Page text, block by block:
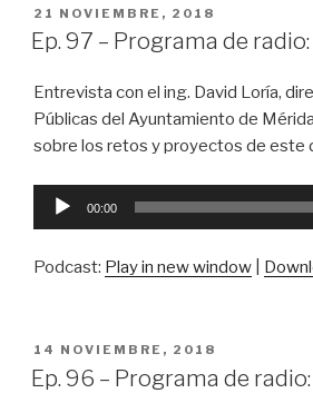
PUBLICADO
EN
21 NOVIEMBRE, 2018
Ep. 97 – Programa de
Entrevista con el ing. David Loría,
Públicas del Ayuntamiento de
sobre los retos y proyectos de este
Reproductor
00:00
Podcast: Play in new window
PUBLICADO
EN
14 NOVIEMBRE, 2018
Ep. 96 – Programa de